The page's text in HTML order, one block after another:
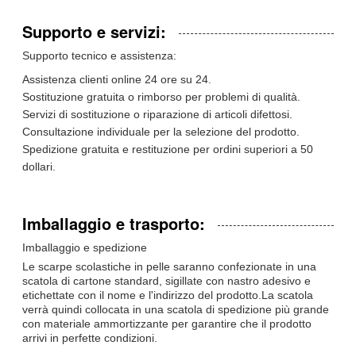
Supporto e servizi:
Supporto tecnico e assistenza:
Assistenza clienti online 24 ore su 24.
Sostituzione gratuita o rimborso per problemi di qualità.
Servizi di sostituzione o riparazione di articoli difettosi.
Consultazione individuale per la selezione del prodotto.
Spedizione gratuita e restituzione per ordini superiori a 50
dollari.
Imballaggio e trasporto:
Imballaggio e spedizione
Le scarpe scolastiche in pelle saranno confezionate in una
scatola di cartone standard, sigillate con nastro adesivo e
etichettate con il nome e l'indirizzo del prodotto.La scatola
verrà quindi collocata in una scatola di spedizione più grande
con materiale ammortizzante per garantire che il prodotto
arrivi in perfette condizioni.